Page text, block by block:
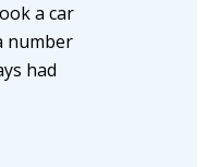
a car
number
had